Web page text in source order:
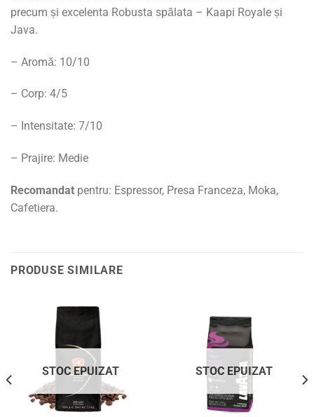
precum și excelenta Robusta spălata – Kaapi Royale și
Java.
– Aromă: 10/10
– Corp: 4/5
– Intensitate: 7/10
– Prajire: Medie
Recomandat pentru: Espressor, Presa Franceza, Moka,
Cafetiera.
PRODUSE SIMILARE
STOC EPUIZAT STOC EPUIZAT